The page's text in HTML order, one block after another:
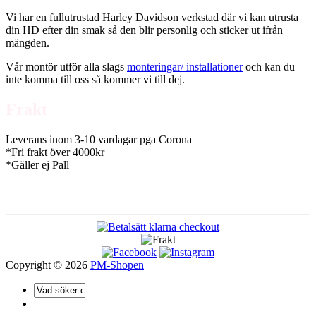
Vi har en fullutrustad Harley Davidson verkstad där vi kan utrusta
din HD efter din smak så den blir personlig och sticker ut ifrån
mängden.
Vår montör utför alla slags monteringar/ installationeroch kan du
inte komma till oss så kommer vi till dej.
Leverans inom 3-10 vardagar pga Corona
*Fri frakt över 4000kr
*Gäller ej Pall
Copyright © 2026 PM-Shopen